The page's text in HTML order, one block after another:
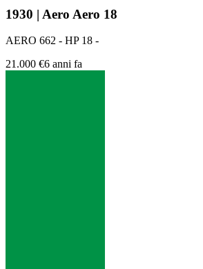
1930 | Aero Aero 18
AERO 662 - HP 18 -
21.000 €6 anni fa